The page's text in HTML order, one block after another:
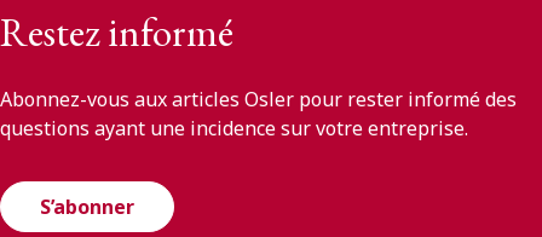
Restez informé
Abonnez-vous aux articles Osler pour rester informé des
questions ayant une incidence sur votre entreprise.
S’abonner